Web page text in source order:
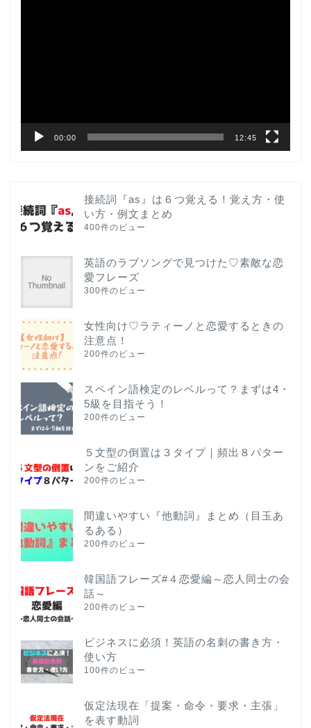
00:00 12:45
接続詞『as』は６つ覚える！覚え方・使
い方・例文まとめ
400件のビュー
英語のラブソングで見つけた♡素敵な恋
愛フレーズ
300件のビュー
女性向け♡ラティーノと恋愛するときの
注意点！
200件のビュー
スペイン語検定のレベルって？まずは4・
5級を目指そう！
200件のビュー
５文型の倒置は３タイプ｜頻出８パター
ンをご紹介
200件のビュー
間違いやすい『他動詞』まとめ（目玉あ
るある）
200件のビュー
韓国語フレーズ#４恋愛編～恋人同士の会
話～
200件のビュー
ビジネスに必須！英語の名刺の書き方・
使い方
100件のビュー
仮定法現在「提案・命令・要求・主張」
を表す動詞